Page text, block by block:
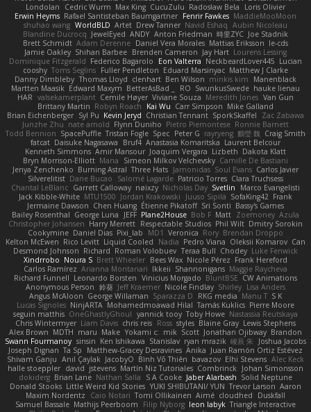
Londolan
Cedric Wurm Max King CucuZulu Radosław Bela
Loris Olivier
Erwin Heyms Rafael Santisteban Baumgartner Fenrir Fawkes MaddieMooMoon
shuhao wang WorldBLD Artet Drew Tanner Navid Eshaq Aubin Nicoleau
Blandine Ducrocq JewelEyed ANDY Anton Friedman 時里ZYC Joe Stadnik
Brett Schmidt Adam Derenne Daniel Vera Morales Mattias Eriksson le-cds
Jamie Oakley Shihan Barbee Brenden Cameron Jay Hart Lourens Lessing
Dominique Fitzgerald Federico Bagarolo Eon Valterra NeckbeardLover445 Lucian
cooshy Toms Seglins Fuller Pendleton Eduard Marsinyac Matthew J Clarke
Danny Dimbleby Thomas Lloyd clenhart Ben Wilson minkis kim
Manenblack
Martten Maasik Edward Maxym BetterAsBad _ RO SwunkusSwede hauke lienau
HAR valsekamerplant Cemile Høyer Viviane Souza Meredith Jones Van Gun
Brittany Martin Robyn Roach Kai Wu Carr Simpson Mike Galland
Brian Eichenberger Syl Pu Kevin Jeryd Christian Tennant SporkSkaffel
Zac Zabawa
Junzhe Zhu nate arnold Flynn Duniho Pietro Piemontese Ronnie Barnett
Todd Bennion SpacePuffle Tristan Fogle Spec Peter G rayryeng 鸝瑩 魏 Craig Smith
fatcat Daisuke Nagasawa Bruf4 Anastasia Komaritska Laurent Belcour
Kenneth Simmons Amir Mansour Joaquim Vergara Lizbeth Dakota Klatt
Bryn Morrison-Elliott Mana Simeon Milkov Velchevsky Camille De Bastiani
Jenya Zenchenko Burning Astral Three Hats Jamonidas Soul Evans Carlos Javier
Silverelitist Dane Bucao Salomé Lagarde Patricio Torres Clara Truchsess
Chantal LeBlanc Garrett Calloway nøixzy Nicholas Day Svetlin
Marco Evangelisti
Jack Kibble-White MTU1500 Jordan Krakowski Juuso Sipilä SofaKing42 Frank
Jermaine Dawson Chen Huang Étienne Pikatoff Sri Sonti Bassy's Games
Bailey Rosenthal George Luna JEFF Plane2House Bob F Matt Zoemoney Azula
Christopher Johansen Harry Merrett Respectable Studios Phil Wilt Dmitry Sorokin
Cookymine Daniel Dias Pixi_lab MD1 Veronica Rory Brendan Droppo
Kelton McEwen Rico Levitt Liquid Cooled Nadia Pedro Viana Oleksii Komarov Can
Desmond Johnson Richard Roman Volobuev Teraa Bull Chodey Luke Fenwick
Xindrrobo Noura S Brett Wheeler Bees Wax Nicole Pérez Frank Hereford
Carlos Ramírez Arianna Montanari Ikkeii Shannonigans Maggie Raycheva
Richard Funnell Leonardo Borsten Vinicius Morgado BluntBSE CW Animations
Anonymous Person 鈴葵 Jeff Kraemer Nicole Findlay Shirley Lisa Anders
Angus McAloon George Willaman Sparazza D RKG media Manu T S K
Lucas Signoles NinjARTA Mohamedmoawad Hilal Tamás Kuklics Pierre Moore
seguin matthis OneGhastlyGhoul yannick tooy Toby Howe Nastassia Reutskaya
Chris Wintermyer Liam Davis chris reis Ross styles Blaine Gray Lewis Stephens
Alex Brown MDTH maru Make Yokami c: mik Scott Jonathan Ojibway Brandon
Swann Fourmanoy sinsin Ken Ishikawa Stanislav ryan mrazik 峻辰 朱
Joshua Jacobs
Joseph Dignan Ta Sp Matthew-Gracey Desravines Anika Juan Ramón Ortiz Estévez
Shivam Ganju Anıl Çaylak JacobyO Bình Võ Thiên bavazov Elhi Stevens Alec Keck
halle stoeppler david jstevens Martín Niz Tutoriales Combrinck Johan Simonsson
dokiderg Brian Lane Nathan Salla S A Cooke Jaber Alarbash Solid Neptune
Donald Stooks Little Weird Kid Stories YUKI SHIBUTANI/ YUN Trevor Larson Aaron
Maxim Nordentz
Caio Notari Tomi Ollikainen Aimé cloudhed
Duskfall
Samuel Bassale Mathijs Peerboom Filip Nyborg leon labyk Triangle Interactive